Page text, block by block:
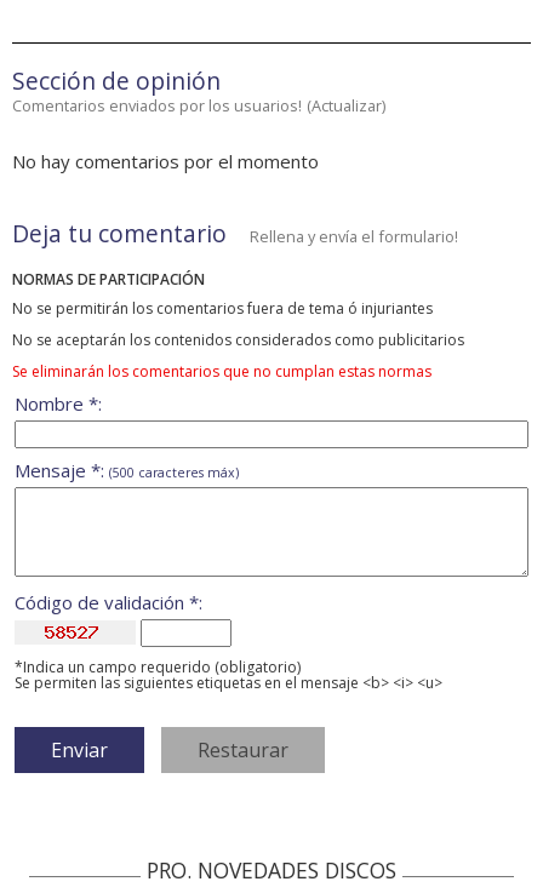
Sección de opinión
Comentarios enviados por los usuarios! (Actualizar)
No hay comentarios por el momento
Deja tu comentario Rellena y envía el formulario!
NORMAS DE PARTICIPACIÓN
No se permitirán los comentarios fuera de tema ó injuriantes
No se aceptarán los contenidos considerados como publicitarios
Se eliminarán los comentarios que no cumplan estas normas
Nombre *:
Mensaje *: (500 caracteres máx)
Código de validación *:
*Indica un campo requerido (obligatorio)
Se permiten las siguientes etiquetas en el mensaje <b> <i> <u>
PRO. NOVEDADES DISCOS